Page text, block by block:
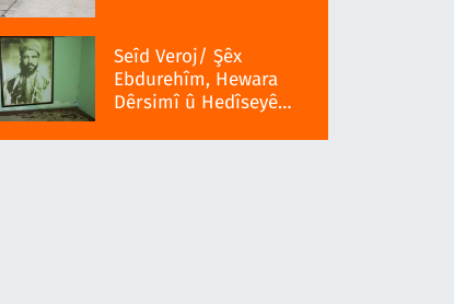
Seîd Veroj/ Şêx
Ebdurehîm, Hewara
Dêrsimî û Hedîseyê